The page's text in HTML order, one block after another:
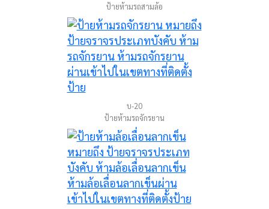
ป้ายห้ามรถสามล้อ
บ-20
ป้ายห้ามรถจักรยาน